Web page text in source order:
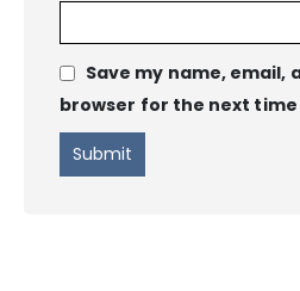
Save my name, email,
browser for the next